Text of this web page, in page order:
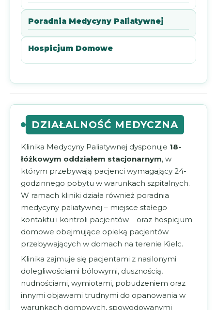
Poradnia Medycyny Paliatywnej
Hospicjum Domowe
DZIAŁALNOŚĆ MEDYCZNA
Klinika Medycyny Paliatywnej dysponuje 18-
łóżkowym oddziałem stacjonarnym, w
którym przebywają pacjenci wymagający 24-
godzinnego pobytu w warunkach szpitalnych.
W ramach kliniki działa również poradnia
medycyny paliatywnej – miejsce stałego
kontaktu i kontroli pacjentów – oraz hospicjum
domowe obejmujące opieką pacjentów
przebywających w domach na terenie Kielc.
Klinika zajmuje się pacjentami z nasilonymi
dolegliwościami bólowymi, dusznością,
nudnościami, wymiotami, pobudzeniem oraz
innymi objawami trudnymi do opanowania w
warunkach domowych, spowodowanymi